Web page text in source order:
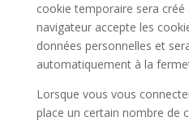
cookie temporaire sera
navigateur accepte les
données personnelles et
automatiquement à la
Lorsque vous vous
place un certain nombre de